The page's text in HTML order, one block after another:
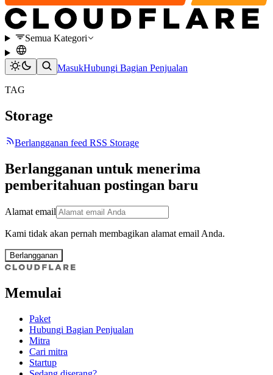
Semua Kategori
MasukHubungi Bagian Penjualan
TAG
Storage
Berlangganan feed RSS Storage
Berlangganan untuk menerima
pemberitahuan postingan baru
Alamat email
Kami tidak akan pernah membagikan alamat email Anda.
Berlangganan
Memulai
Paket
Hubungi Bagian Penjualan
Mitra
Cari mitra
Startup